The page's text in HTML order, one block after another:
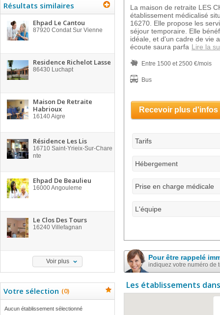
Résultats similaires
Ehpad Le Cantou
87920 Condat Sur Vienne
Residence Richelot Lasse
86430 Luchapt
Maison De Retraite
Habrioux
16140Aigre
Résidence Les Lis
16710 Saint-Yrieix-Sur-Chare
nte
Ehpad De Beaulieu
16000Angouleme
Le Clos Des Tours
16240 Villefagnan
Voir plus
Votre sélection (0)
Aucun établissement sélectionné
La maison de retraite LES
établissement médicalisé
16270. Elle propose les
séjour temporaire. Elle
idéale, et d'un cadre de vie
écoute saura parfa Lire la
Entre 1500 et 2500 €/mois
Bus
Recevoir plus d'infos
Tarifs
Hébergement
Prise en charge médicale
L'équipe
Pour être rappelé
indiquez votre numéro de
Les établissements